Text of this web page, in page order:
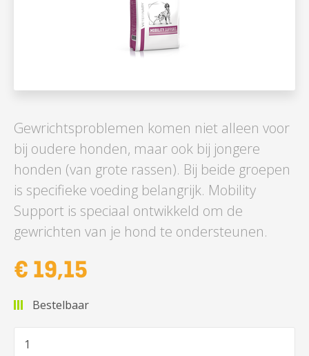
Gewrichtsproblemen komen niet alleen voor
bij oudere honden, maar ook bij jongere
honden (van grote rassen). Bij beide groepen
is specifieke voeding belangrijk. Mobility
Support is speciaal ontwikkeld om de
gewrichten van je hond te ondersteunen.
€ 19,15
Bestelbaar